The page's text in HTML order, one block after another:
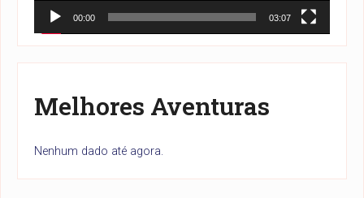
00:00 03:07
Melhores Aventuras
Nenhum dado até agora.